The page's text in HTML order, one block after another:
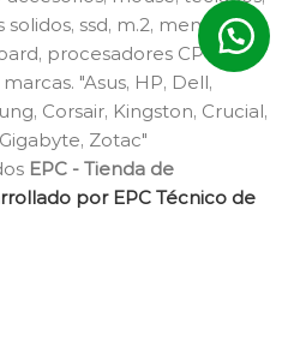
EPC - Tienda de
por EPC Técnico de